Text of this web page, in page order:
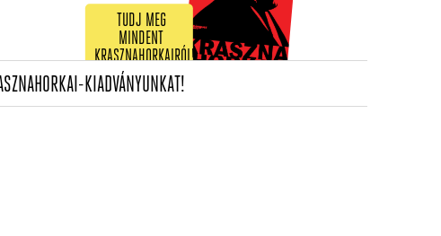
TUDJ MEG
MINDENT
KRASZNAHORKAIRÓL!
KIADVÁNYUNKAT!(CURRENT)